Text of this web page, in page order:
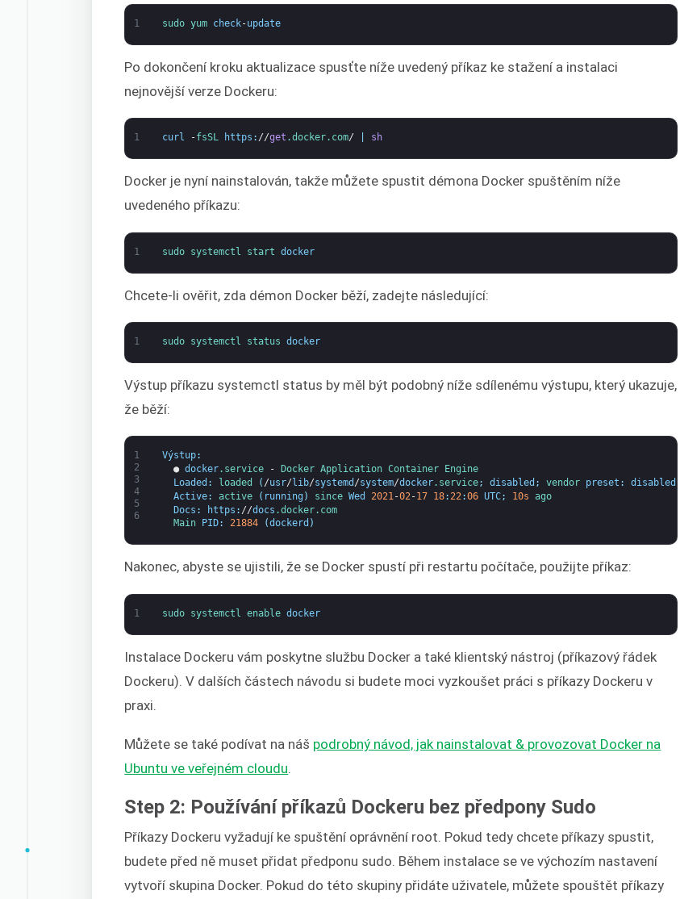
1 sudo yum check-update
Po dokončení kroku aktualizace spusťte níže uvedený příkaz ke stažení a instalaci
nejnovější verze Dockeru:
1 curl -fsSL https : //get .docker.com/ sh
Docker je nyní nainstalován, takže můžete spustit démona Docker spuštěním níže
uvedeného příkazu:
1 sudo systemctl start docker
Chcete-li ověřit, zda démon Docker běží, zadejte následující:
1 sudo systemctl status docker
Výstup příkazu systemctl status by měl být podobný níže sdílenému výstupu, který ukazuje,
že běží:
1
2
3
4
5
6
Výstup:
● docker.service - Docker Application Container
Engine
Loaded : loaded ( /usr/ lib/systemd /system/docker.service; disabled ; vendor preset : disabled
Active: active ( running ) since Wed 2021 -02 -17 18: 22 :06 UTC; 10s ago
Docs : https : //docs .docker.com
Main
PID: 21884 (dockerd )
Nakonec, abyste se ujistili, že se Docker spustí při restartu počítače, použijte příkaz:
1 sudo systemctl enable docker
Instalace Dockeru vám poskytne službu Docker a také klientský nástroj (příkazový řádek
Dockeru). V dalších částech návodu si budete moci vyzkoušet práci s příkazy Dockeru v
praxi.
Můžete se také podívat na náš podrobný návod, jak nainstalovat & provozovat Docker na
Ubuntu ve veřejném cloudu.
Step 2: Používání příkazů Dockeru bez předpony Sudo
Příkazy Dockeru vyžadují ke spuštění oprávnění root. Pokud tedy chcete příkazy spustit,
budete před ně muset přidat předponu sudo. Během instalace se ve výchozím nastavení
vytvoří skupina Docker. Pokud do této skupiny přidáte uživatele, můžete spouštět příkazy